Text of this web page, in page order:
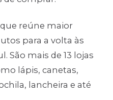
reúne maior
para a volta às
São mais de 13 lojas
lápis, canetas,
lancheira e até